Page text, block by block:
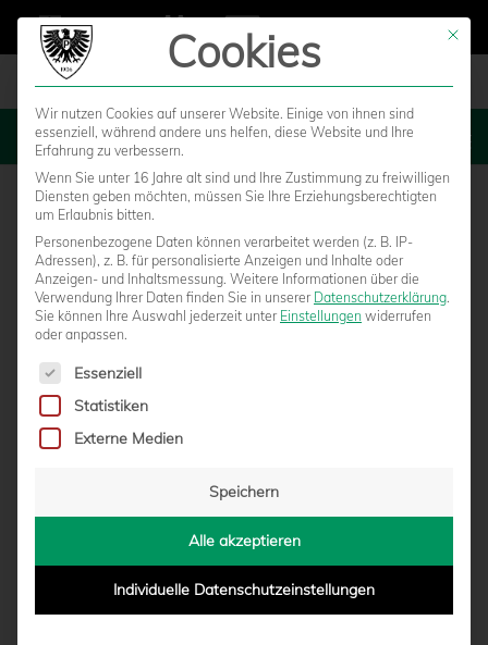
MENU
OFFIZIELLER FIFFI-
GERRITZEN-CLUB
Mit
Cookies
Wir nutzen Cookies auf unserer Website. Einige von ihnen sind
essenziell, während andere uns helfen, diese Website und Ihre
Erfahrung zu verbessern.
Wenn Sie unter 16 Jahre alt sind und Ihre Zustimmung zu freiwilligen
Diensten geben möchten, müssen Sie Ihre Erziehungsberechtigten
um Erlaubnis bitten.
Personenbezogene Daten können verarbeitet werden (z. B. IP-
Adressen), z. B. für personalisierte Anzeigen und Inhalte oder
Anzeigen- und Inhaltsmessung. Weitere Informationen über die
Verwendung Ihrer Daten finden Sie in unserer Datenschutzerklärung.
Sie können Ihre Auswahl jederzeit unter Einstellungen widerrufen
oder anpassen.
Es folgt eine Liste der Service-Gruppen, für die eine
Essenziell
Statistiken
Externe Medien
Speichern
Alle akzeptieren
Individuelle Datenschutzeinstellungen